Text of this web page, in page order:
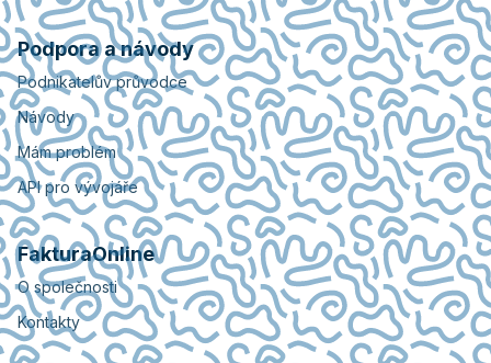
Podpora a návody
Podnikatelův průvodce
Návody
Mám problém
API pro vývojáře
FakturaOnline
O společnosti
Kontakty